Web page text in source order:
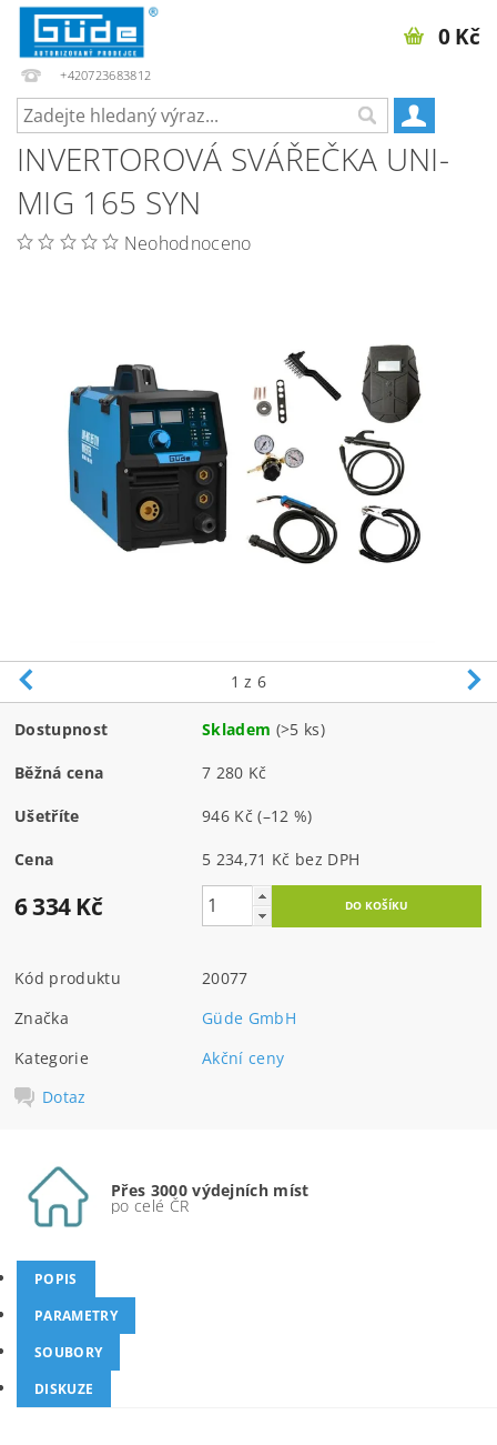
+420723683812
0 Kč
INVERTOROVÁ SVÁŘEČKA UNI-
MIG 165 SYN
Neohodnoceno
1 z 6
Dostupnost Skladem (>5 ks)
Běžná cena 7 280 Kč
Ušetříte 946 Kč(–12 %)
Cena 5 234,71 Kč bez DPH
6 334 Kč
Kód produktu
20077
Značka
Güde GmbH
Kategorie
Akční ceny
Dotaz
Přes 3000 výdejních míst
po celé ČR
POPIS
PARAMETRY
SOUBORY
DISKUZE